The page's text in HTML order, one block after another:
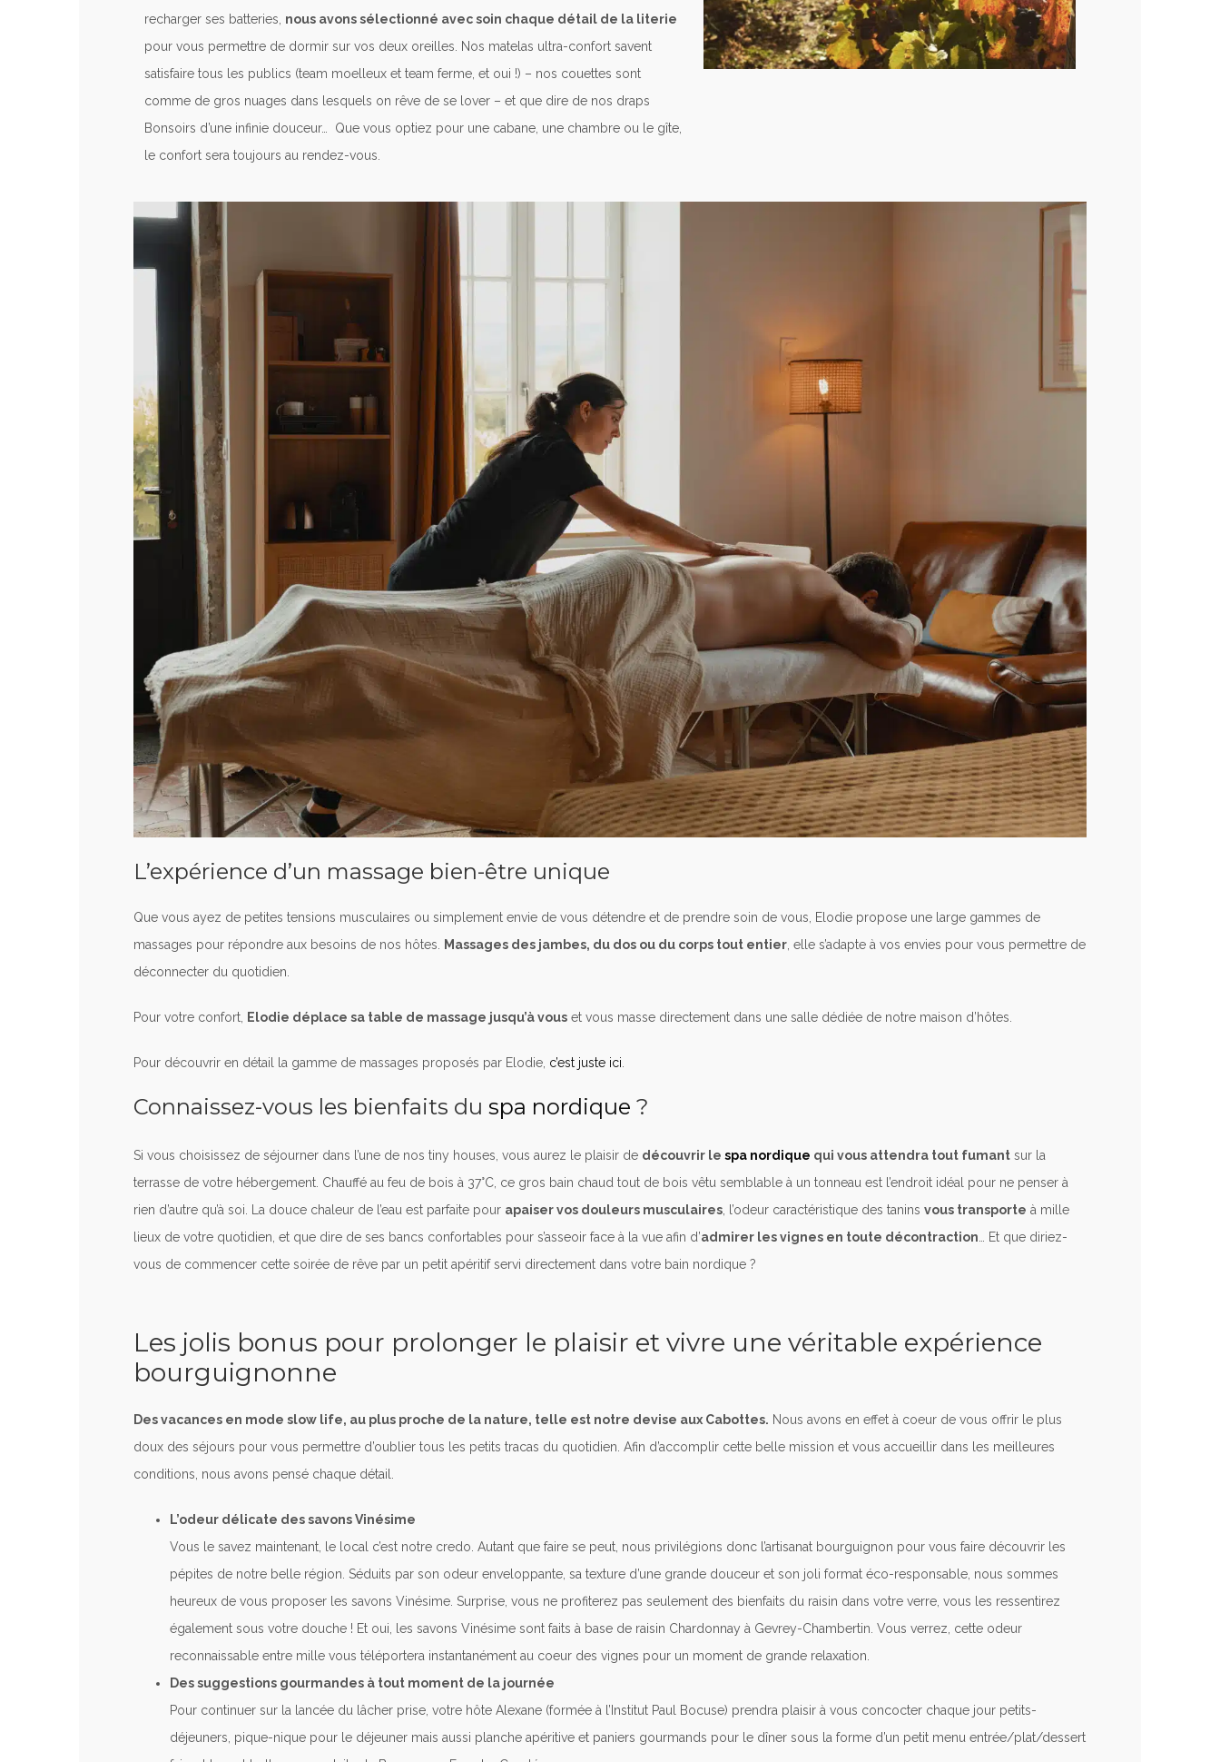
recharger ses batteries, nous avons sélectionné avec soin chaque détail de la literie
pour vous permettre de dormir sur vos deux oreilles. Nos matelas ultra-confort savent
satisfaire tous les publics (team moelleux et team ferme, et oui !) – nos couettes sont
comme de gros nuages dans lesquels on rêve de se lover – et que dire de nos draps
Bonsoirs d’une infinie douceur… Que vous optiez pour une cabane, une chambre ou le gîte,
le confort sera toujours au rendez-vous.
L’expérience d’un massage bien-être unique
Que vous ayez de petites tensions musculaires ou simplement envie de vous détendre et de prendre soin de vous, Elodie propose une large gammes de
massages pour répondre aux besoins de nos hôtes.
Massages des jambes, du dos ou du corps tout entier , elle s’adapte à vos envies pour vous permettre de
déconnecter du quotidien.
Pour votre confort, Elodie déplace sa table de massage jusqu’à vous et vous masse directement dans une salle dédiée de notre maison d’hôtes.
Pour découvrir en détail la gamme de massages proposés par Elodie, c’est juste ici
Connaissez-vous les bienfaits du spa nordique ?
Si vous choisissez de séjourner dans l’une de nos tiny houses, vous aurez le plaisir de découvrir le spa nordique qui vous attendra tout fumant sur la
terrasse de votre hébergement. Chauffé au feu de bois à 37°C, ce gros bain chaud tout de bois vêtu semblable à un tonneau est l’endroit idéal pour ne penser à
rien d’autre qu’à soi. La douce chaleur de l’eau est parfaite pour apaiser vos douleurs musculaires , l’odeur caractéristique des tanins vous transporte à mille
lieux de votre quotidien, et que dire de ses bancs confortables pour s’asseoir face à la vue afin d’admirer les vignes en toute décontraction … Et que diriez-
vous de commencer cette soirée de rêve par un petit apéritif servi directement dans votre bain nordique ?
Les jolis bonus pour prolonger le plaisir et vivre une véritable expérience
bourguignonne
Des vacances en mode slow life, au plus proche de la nature, telle est notre devise aux Cabottes. Nous avons en effet à coeur de vous offrir le plus
doux des séjours pour vous permettre d’oublier tous les petits tracas du quotidien. Afin d’accomplir cette belle mission et vous accueillir dans les meilleures
conditions, nous avons pensé chaque détail.
L’odeur délicate des savons Vinésime
Vous le savez maintenant, le local c’est notre credo. Autant que faire se peut, nous privilégions donc l’artisanat bourguignon pour vous faire découvrir les
pépites de notre belle région. Séduits par son odeur enveloppante, sa texture d’une grande douceur et son joli format éco-responsable, nous sommes
heureux de vous proposer les savons Vinésime. Surprise, vous ne profiterez pas seulement des bienfaits du raisin dans votre verre, vous les ressentirez
également sous votre douche ! Et oui, les savons Vinésime sont faits à base de raisin Chardonnay à Gevrey-Chambertin. Vous verrez, cette odeur
reconnaissable entre mille vous téléportera instantanément au coeur des vignes pour un moment de grande relaxation.
Des suggestions gourmandes à tout moment de la journée
Pour continuer sur la lancée du lâcher prise, votre hôte Alexane (formée à l’Institut Paul Bocuse) prendra plaisir à vous concocter chaque jour petits-
déjeuners, pique-nique pour le déjeuner mais aussi planche apéritive et paniers gourmands pour le dîner sous la forme d’un petit menu entrée/plat/dessert